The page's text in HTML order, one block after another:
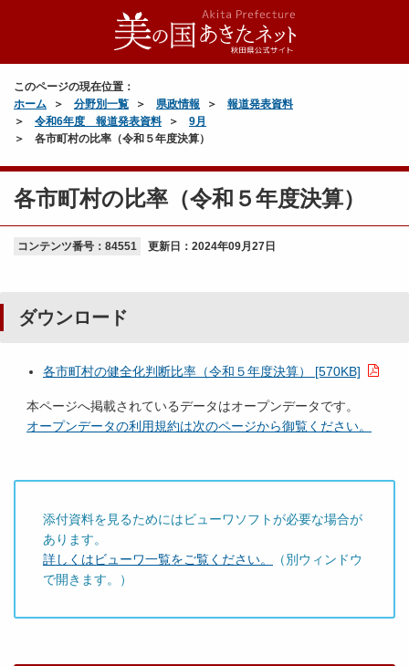
このページの現在位置：
ホーム
分野別一覧 県政情報
報道発表資料
令和6年度 報道発表資料
9月
各市町村の比率（令和５年度決算）
各市町村の比率（令和５年度決算）
コンテンツ番号：84551 更新日： 2024年09月27日
ダウンロード
各市町村の健全化判断比率（令和５年度決算） [570KB]
本ページへ掲載されているデータはオープンデータです。
オープンデータの利用規約は次のページから御覧ください。
添付資料を見るためにはビューワソフトが必要な場合が
あります。
詳しくはビューワ一覧をご覧ください。
（別ウィンドウ
で開きます。）